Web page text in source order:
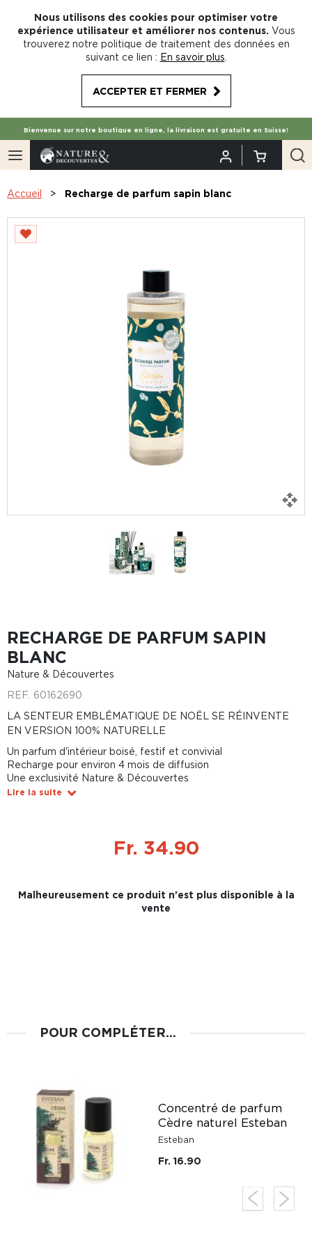
Nous utilisons des cookies pour optimiser votre
expérience utilisateur et améliorer nos contenus. Vous
trouverez notre politique de traitement des données en
suivant ce lien : En savoir plus
ACCEPTER ET FERMER
Bienvenue sur notre boutique en ligne, la livraison est gratuite en Suisse!
Accueil Recharge de parfum sapin blanc
RECHARGE DE PARFUM SAPIN
BLANC
Nature & Découvertes
REF. 60162690
LA SENTEUR EMBLÉMATIQUE DE NOËL SE RÉINVENTE
EN VERSION 100% NATURELLE
Un parfum d'intérieur boisé, festif et convivial
Recharge pour environ 4 mois de diffusion
Une exclusivité Nature & Découvertes
Lire la suite
Fr. 34.90
Malheureusement ce produit n'est plus disponible à la
vente
POUR COMPLÉTER...
Concentré de parfum
Cèdre naturel Esteban
Esteban
Fr. 16.90